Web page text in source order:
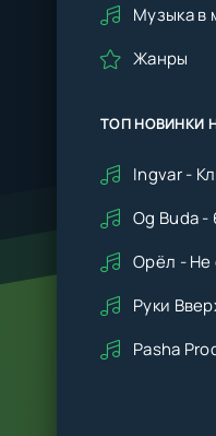
Музыка в
Жанры
ТОП НОВИНКИ
Орёл - Не